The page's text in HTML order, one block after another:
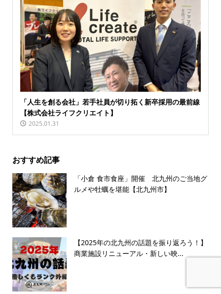
「人生を創る会社」若手社員が切り拓く新卒採用の最前線
【株式会社ライフクリエイト】
2025.01.31
おすすめ記事
「小倉 食市食座」開催 北九州のご当地グ
ルメや牡蠣を堪能【北九州市】
【2025年の北九州の話題を振り返ろう！】
商業施設リニューアル・新しい映...